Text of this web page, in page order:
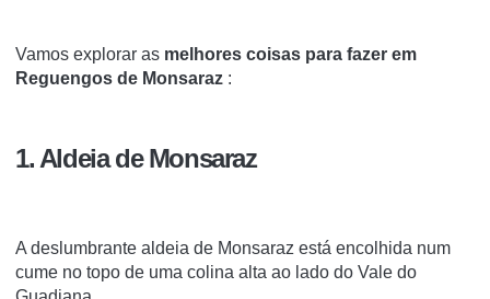
Vamos explorar as melhores coisas para fazer em
Reguengos de Monsaraz :
1. Aldeia de Monsaraz
A deslumbrante aldeia de Monsaraz está encolhida num
cume no topo de uma colina alta ao lado do Vale do